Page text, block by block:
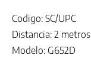
Codigo: SC/UPC
Distancia: 2 metros
Modelo: G652D